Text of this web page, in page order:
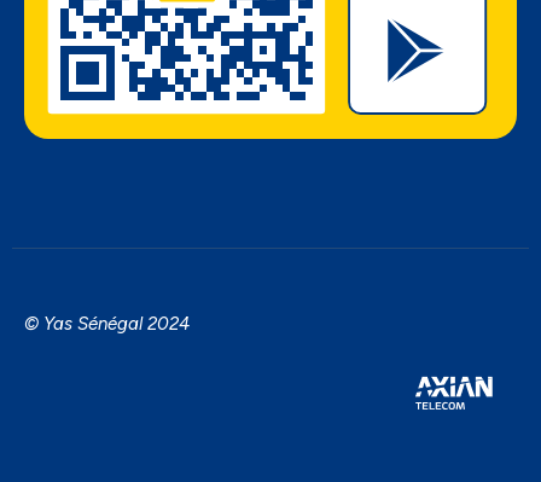
© Yas Sénégal 2024